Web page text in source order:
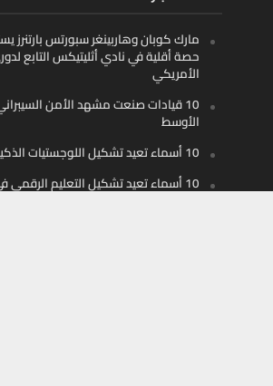
مارك كوبان وهاربينغر سبورتس بارتنرز
حصة أقلية في نادي أثليتيكس التابع
الأمريكي
10 قيادات صنعت مشهد الأمن
الأوسط
10 أسماء تعيد تشكيل اللوجستيات الذكية في الخليج
10 أسماء تعيد تشكيل التعليم الرقمي